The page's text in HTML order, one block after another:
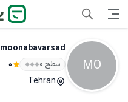
MO
moonabavarsad
سطح ۰ 0
Tehran